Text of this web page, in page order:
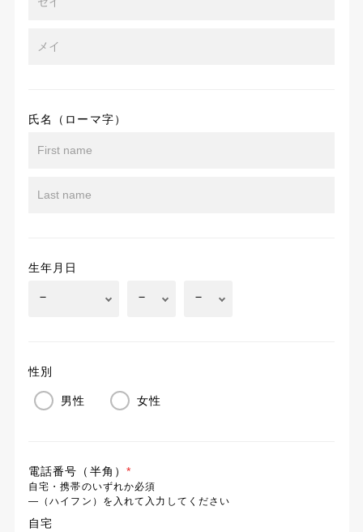
氏名（ローマ字）
生年月日
性別
男性 女性
電話番号（半角） *
自宅・携帯のいずれか必須
―（ハイフン）を入れて入力してください
自宅